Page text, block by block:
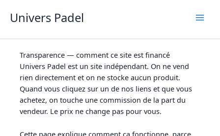
Univers Padel
Transparence — comment ce site est financé
Univers Padel est un site indépendant. On ne vend
rien directement et on ne stocke aucun produit.
Quand vous cliquez sur un de nos liens et que vous
achetez, on touche une commission de la part du
vendeur. Le prix ne change pas pour vous.
Cette page explique comment ça fonctionne, parce